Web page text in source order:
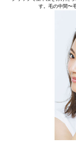
す。毛の中間〜